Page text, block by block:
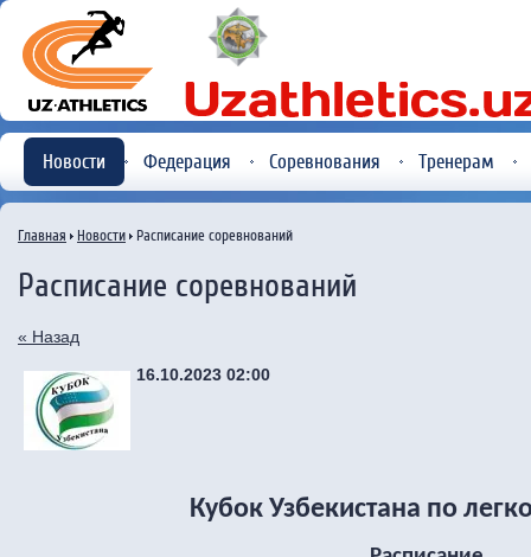
Новости Федерация Соревнования Тренерам
Главная Новости Расписание соревнований
Расписание соревнований
« Назад
16.10.2023 02:00
Кубок Узбекистана по